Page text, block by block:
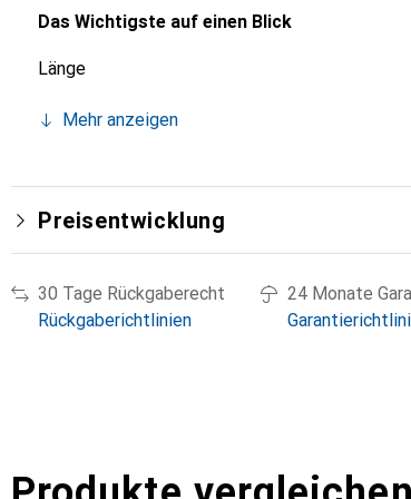
Das Wichtigste auf einen Blick
Länge
Mehr anzeigen
Preisentwicklung
30 Tage Rückgaberecht
Rückgaberichtlinien
24 Monate